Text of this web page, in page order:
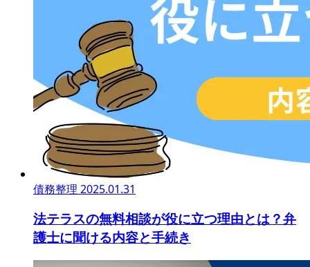
債務整理 2025.01.31
法テラスの無料相談が役に立つ理由とは？弁
護士に聞ける内容と手続き